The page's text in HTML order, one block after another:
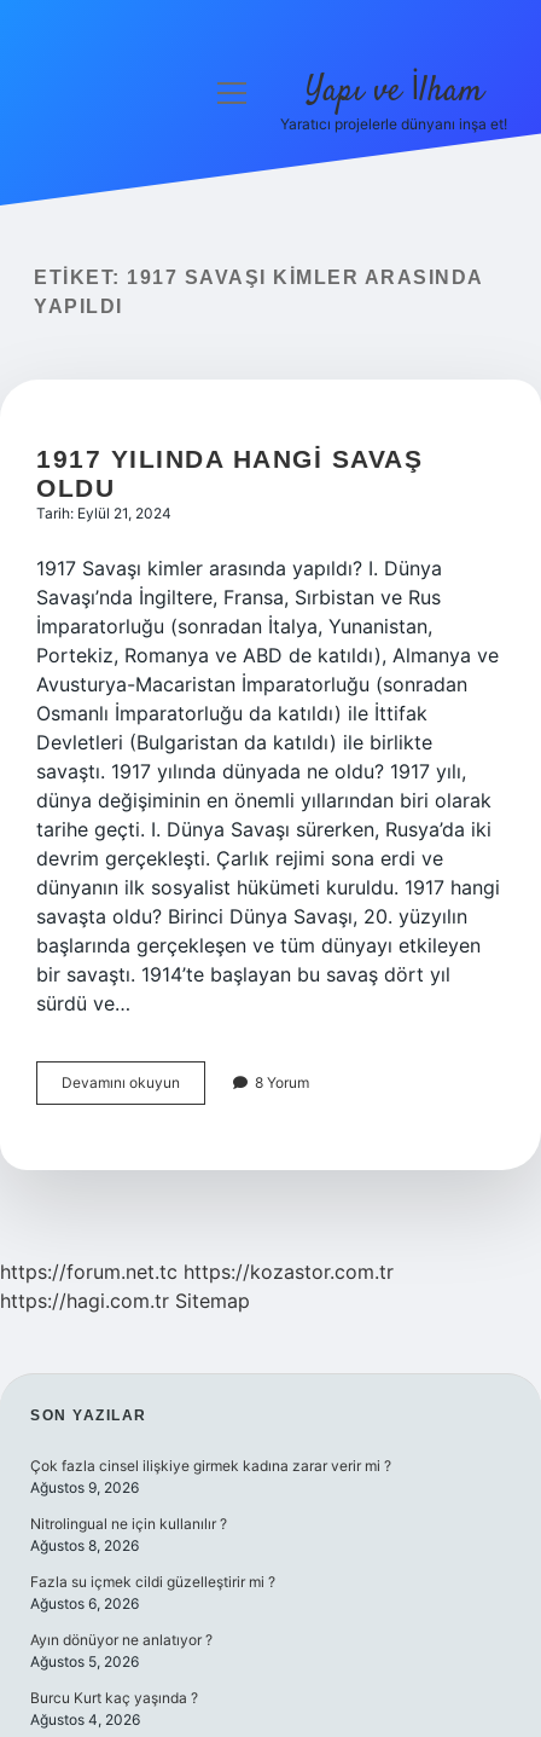
Yasal Uyarı
menüyü
Yapı ve İlham
Yaratıcı projelerle dünyanı inşa et!
ETIKET: 1917 SAVAŞI KIMLER ARASINDA
YAPILDI
1917 YILINDA HANGI SAVAŞ
OLDU
Tarih: Eylül 21, 2024
1917 Savaşı kimler arasında yapıldı? I. Dünya
Savaşı’nda İngiltere, Fransa, Sırbistan ve Rus
İmparatorluğu (sonradan İtalya, Yunanistan,
Portekiz, Romanya ve ABD de katıldı), Almanya ve
Avusturya-Macaristan İmparatorluğu (sonradan
Osmanlı İmparatorluğu da katıldı) ile İttifak
Devletleri (Bulgaristan da katıldı) ile birlikte
savaştı. 1917 yılında dünyada ne oldu? 1917 yılı,
dünya değişiminin en önemli yıllarından biri olarak
tarihe geçti. I. Dünya Savaşı sürerken, Rusya’da iki
devrim gerçekleşti. Çarlık rejimi sona erdi ve
dünyanın ilk sosyalist hükümeti kuruldu. 1917 hangi
savaşta oldu? Birinci Dünya Savaşı, 20. yüzyılın
başlarında gerçekleşen ve tüm dünyayı etkileyen
bir savaştı. 1914’te başlayan bu savaş dört yıl
sürdü ve…
Devamını okuyun
Yılında
Oldu
8 Yorum
https://forum.net.tc https://kozastor.com.tr
https://hagi.com.tr Sitemap
SIDEBAR
SON YAZILAR
Çok fazla cinsel ilişkiye girmek kadına zarar verir mi ?
Ağustos 9, 2026
Nitrolingual ne için kullanılır ?
Ağustos 8, 2026
Fazla su içmek cildi güzelleştirir mi ?
Ağustos 6, 2026
Ayın dönüyor ne anlatıyor ?
Ağustos 5, 2026
Burcu Kurt kaç yaşında ?
Ağustos 4, 2026